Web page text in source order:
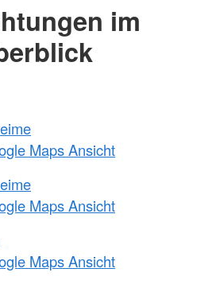
im
Maps Ansicht
Maps Ansicht
Maps Ansicht